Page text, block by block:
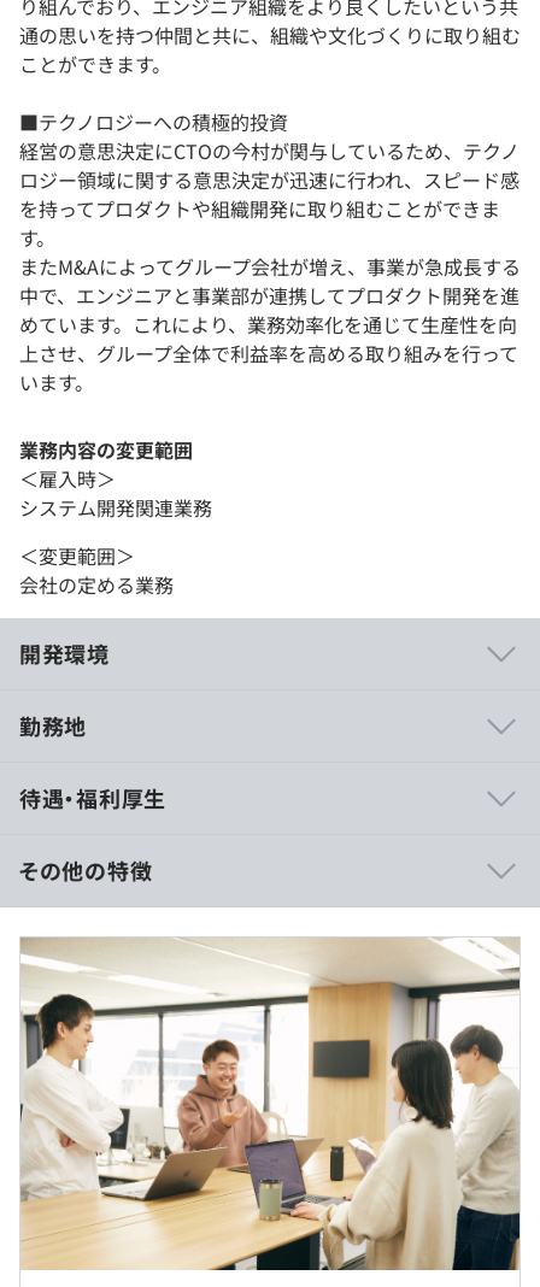
り組んでおり、エンジニア組織をより良くしたいという共
通の思いを持つ仲間と共に、組織や文化づくりに取り組む
ことができます。
■テクノロジーへの積極的投資
経営の意思決定にCTOの今村が関与しているため、テクノ
ロジー領域に関する意思決定が迅速に行われ、スピード感
を持ってプロダクトや組織開発に取り組むことができま
す。
またM&Aによってグループ会社が増え、事業が急成長する
中で、エンジニアと事業部が連携してプロダクト開発を進
めています。これにより、業務効率化を通じて生産性を向
上させ、グループ全体で利益率を高める取り組みを行って
います。
業務内容の変更範囲
＜雇入時＞
システム開発関連業務
＜変更範囲＞
会社の定める業務
開発環境
りたいと考えています。直接的なコミュニケーションによ
とで生産性の高い組織の実現を目指しています。
◼︎一人ひとりの裁量が大きく、成長の糧となる成功も失敗
も数多く経験できます。
◼︎課題解決に向けてユーザーと非常に近い距離で開発がで
きます。
◼︎開発組織の成長に向けた取り組み
取締役CTOの今村が着任以降、エンジニア組織は35名か
ら90名まで増加しており、今後も拡大を予定しています。
一方で組織横断の知見共有や事業部連携が不足していた
り、次世代のEMやTLを育成するスキームが確立していな
いなど課題が浮かび上がってきました。私たちは「バイセ
ルテックイシュー」と称して、日々課題解決への取り組み
をおこななっています。
・ビジネス理解浸透会
勤務地
待遇・福利厚生
■賃金形態：年俸制（年俸を12分割）
■賃金の決定方法：当社規定により決定
■月給：660,000円〜（固定残業代を含む）
■基本給：555,000円～
■固定残業代：111,000円～（25時間分）
※超過分は別途支給
※ 25時間残業をしなくても、25時間分の見込残業代を
支給
は年収提示額を保証するものではありません）
その他の特徴